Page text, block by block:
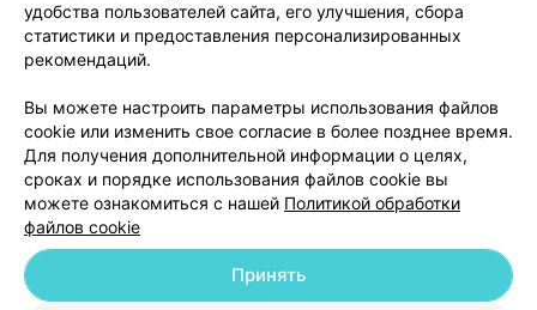
Написать руководителю 103.by
Обработка персональных данных
© 2026 ООО «Артокс Лаб», УНП 191700409
| 220012, Республика Беларусь,
удобства пользователей сайта, его улучшения, сбора
статистики и предоставления персонализированных
рекомендаций.
Вы можете настроить параметры использования файлов
cookie или изменить свое согласие в более позднее время.
Для получения дополнительной информации о целях,
сроках и порядке использования файлов cookie вы
можете ознакомиться с нашей Политикой обработки
файлов cookie
Принять